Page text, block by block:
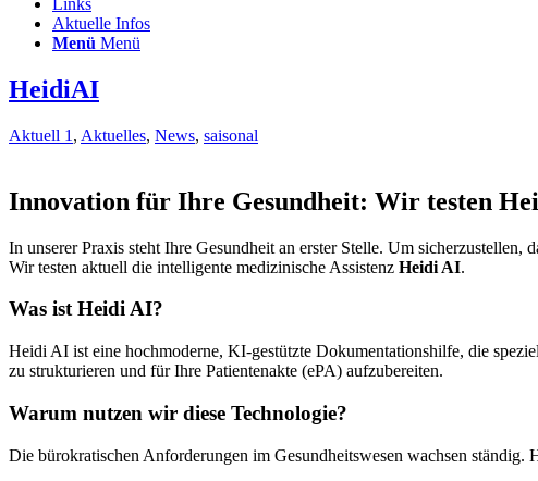
Links
Aktuelle Infos
Menü Menü
HeidiAI
Aktuell 1 , Aktuelles, News, saisonal
Innovation für Ihre Gesundheit: Wir testen
In unserer Praxis steht Ihre Gesundheit an erster Stelle. Um
Wir testen aktuell die intelligente medizinische Assistenz Heidi AI.
Was ist Heidi AI?
Heidi AI ist eine hochmoderne, KI-gestützte Dokumentationshilfe, die
zu strukturieren und für Ihre Patientenakte (ePA) aufzubereiten.
Warum nutzen wir diese Technologie?
Die bürokratischen Anforderungen im Gesundheitswesen wachsen